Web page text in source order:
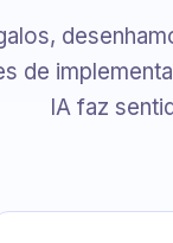
de
IA faz